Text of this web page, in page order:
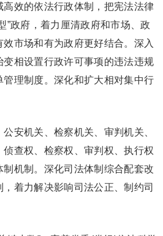
高效的依法行政体制，把宪法法律
”政府，着力厘清政府和市场、政
市场和有为政府更好结合。深入
相设置行政许可事项的违法违规
理制度。深化和扩大相对集中行
机关、检察机关、审判机关、
查权、检察权、审判权、执行权
机制。深化司法体制综合配套改
着力解决影响司法公正、制约司